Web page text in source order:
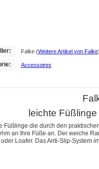
Falke (Weitere Artikel von Falke)
Accessoires
leichte
Füßlinge die durch den
an Ihre Füße an. Der weiche
Loafer. Das Anti-Slip-System